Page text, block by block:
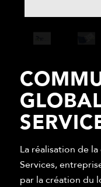
La réalisation de
Services,
par la création du